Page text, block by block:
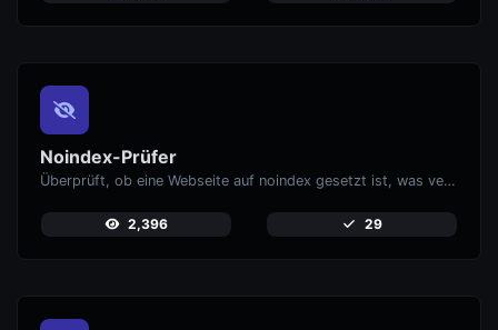
Noindex-Prüfer
Überprüft, ob eine Webseite auf noindex gesetzt ist, was verhindert, dass sie in Suchmaschinen erscheint.
2,396 29